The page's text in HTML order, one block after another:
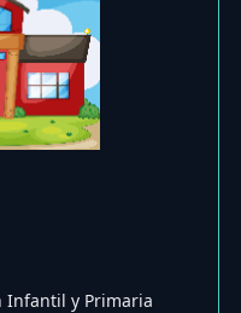
Infantil y Primaria